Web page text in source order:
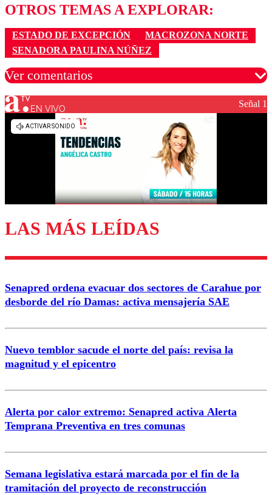
OTROS TEMAS A EXPLORAR:
ESTADO DE EXCEPCIÓN
MACROZONA NORTE
SENADORA PAULINA NÚÑEZ
Ver comentarios
Los comentarios son moderados para garantizar un
diálogo respetuoso.
Enviar comentario
EN VIVO Señal 1
LAS MÁS LEÍDAS
Senapred ordena evacuar dos sectores de Carahue por
desborde del río Damas: activa mensajería SAE
Nuevo temblor sacude el norte del país: revisa la
magnitud y el epicentro
Alerta por calor extremo: Senapred activa Alerta
Temprana Preventiva en tres comunas
Semana legislativa estará marcada por el fin de la
tramitación del proyecto de reconstrucción